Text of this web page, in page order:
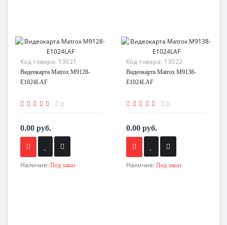
Код товара: 13021
Видеокарта Matrox M9128-
E1024LAF
0
0.00 руб.
Наличие: Под заказ
Код товара: 13022
Видеокарта Matrox M9138-
E1024LAF
0
0.00 руб.
Наличие: Под заказ